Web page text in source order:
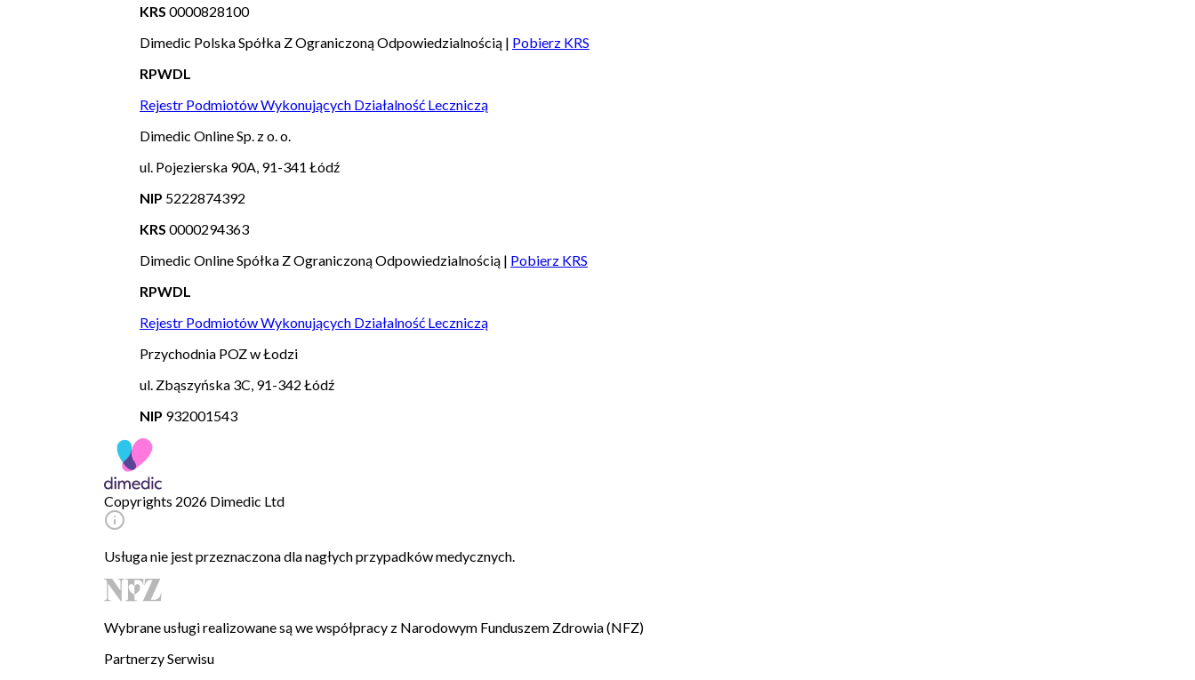
KRS 0000828100
Dimedic Polska Spółka Z Ograniczoną Odpowiedzialnością | Pobierz KRS
RPWDL
Rejestr Podmiotów Wykonujących Działalność Leczniczą
Dimedic Online Sp. z o. o.
ul. Pojezierska 90A, 91-341 Łódź
NIP 5222874392
KRS 0000294363
Dimedic Online Spółka Z Ograniczoną Odpowiedzialnością | Pobierz KRS
RPWDL
Rejestr Podmiotów Wykonujących Działalność Leczniczą
Przychodnia POZ w Łodzi
ul. Zbąszyńska 3C, 91-342 Łódź
NIP 932001543
Copyrights 2026 Dimedic Ltd
Usługa nie jest przeznaczona dla nagłych przypadków medycznych.
Wybrane usługi realizowane są we współpracy z Narodowym Funduszem Zdrowia (NFZ)
Partnerzy Serwisu